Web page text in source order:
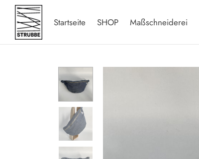
Startseite SHOP Maßschneiderei